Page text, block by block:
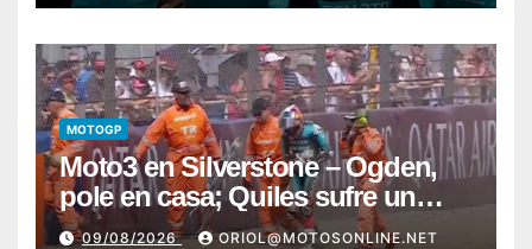
MOTOGP
Moto3 en Silverstone – Ogden,
pole en casa; Quiles sufre un
fuerte y preocupante accidente
09/08/2026 ORIOL@MOTOSONLINE.NET